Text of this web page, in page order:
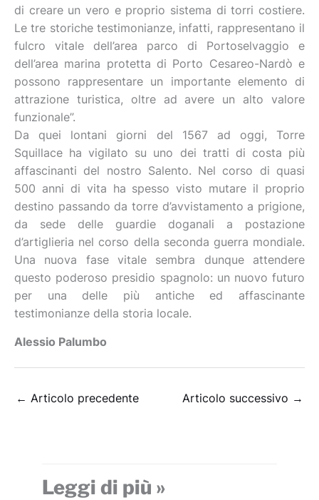
di creare un vero e proprio sistema di torri costiere.
Le tre storiche testimonianze, infatti, rappresentano il
fulcro vitale dell’area parco di Portoselvaggio e
dell’area marina protetta di Porto Cesareo-Nardò e
possono rappresentare un importante elemento di
attrazione turistica, oltre ad avere un alto valore
funzionale”.
Da quei lontani giorni del 1567 ad oggi, Torre
Squillace ha vigilato su uno dei tratti di costa più
affascinanti del nostro Salento. Nel corso di quasi
500 anni di vita ha spesso visto mutare il proprio
destino passando da torre d’avvistamento a prigione,
da sede delle guardie doganali a postazione
d’artiglieria nel corso della seconda guerra mondiale.
Una nuova fase vitale sembra dunque attendere
questo poderoso presidio spagnolo: un nuovo futuro
per una delle più antiche ed affascinante
testimonianze della storia locale.
Alessio Palumbo
← Articolo precedente Articolo successivo →
Leggi di più »